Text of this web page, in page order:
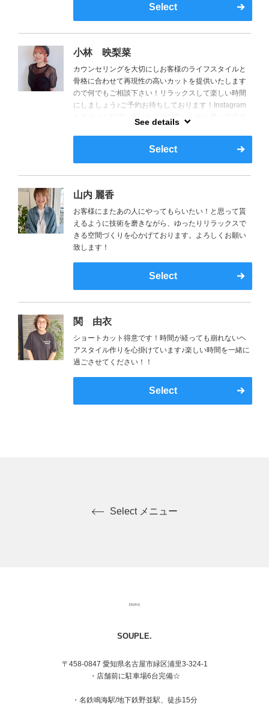
に楽しい時間を過ごせると嬉しいです。なお、平日の
ご予約は２時までとさせて頂きますので、ご了承くだ
さい。
Select
小林 映梨菜
カウンセリングを大切にしお客様のライフスタイルと
骨格に合わせて再現性の高いカットを提供いたします
ので何でもご相談下さい！リラックスして楽しい時間
にしましょう♪ご予約お待ちしております！Instagram
もスタイル投稿していますので良かったら覗いて見て
See details
Select
山内 麗香
お客様にまたあの人にやってもらいたい！と思って貰
えるように技術を磨きながら、ゆったりリラックスで
きる空間づくりを心かげております。よろしくお願い
致します！
Select
関 由衣
ショートカット得意です！時間が経っても崩れないヘ
アスタイル作りを心掛けています♪楽しい時間を一緒に
過ごさせてください！！
Select
Select メニュー
SOUPLE.
〒458-0847 愛知県名古屋市緑区浦里3-324-1
・店舗前に駐車場6台完備☆
・名鉄鳴海駅/地下鉄野並駅、徒歩15分